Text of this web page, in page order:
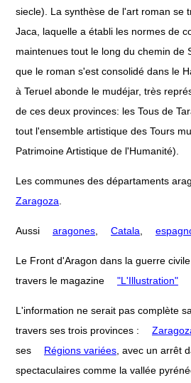
siecle). La synthèse de l'art roman se
Jaca, laquelle a établi les normes de
maintenues tout le long du chemin de
que le roman s'est consolidé dans le
à Teruel abonde le mudéjar, très
de ces deux provinces: les Tous de
tout l'ensemble artistique des Tours
Patrimoine Artistique de l'Humanité).
Les communes des départaments
Zaragoza.
Aussi aragones, Catala,
Le Front d'Aragon dans la guerre
travers le magazine
"L'Illustration"
L'information ne serait pas complète
travers ses trois provinces :
ses
Régions variées, avec un arrêt
spectaculaires comme la vallée